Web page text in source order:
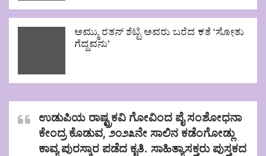
ಅಮ್ಮು ರತನ್ ಶೆಟ್ಟಿ ಅವರು ಬರೆದ ಕತೆ ‘ಸೋತು
ಗೆದ್ದವನು’
ಉಡುಪಿಯ ರಾಷ್ಟ್ರಕವಿ ಗೋವಿಂದ ಪೈ ಸಂಶೋಧನಾ
ಕೇಂದ್ರ ಕೊಡುವ, ೨೦೨೩ನೇ ಸಾಲಿನ ಕಡೆಂಗೋಡ್ಲು
ಕಾವ್ಯ ಪುರಸ್ಕಾರ ಪಡೆದ ಕೃತಿ. ಸಾಹಿತ್ಯಾಸಕ್ತರು ಪುಸ್ತಕದ